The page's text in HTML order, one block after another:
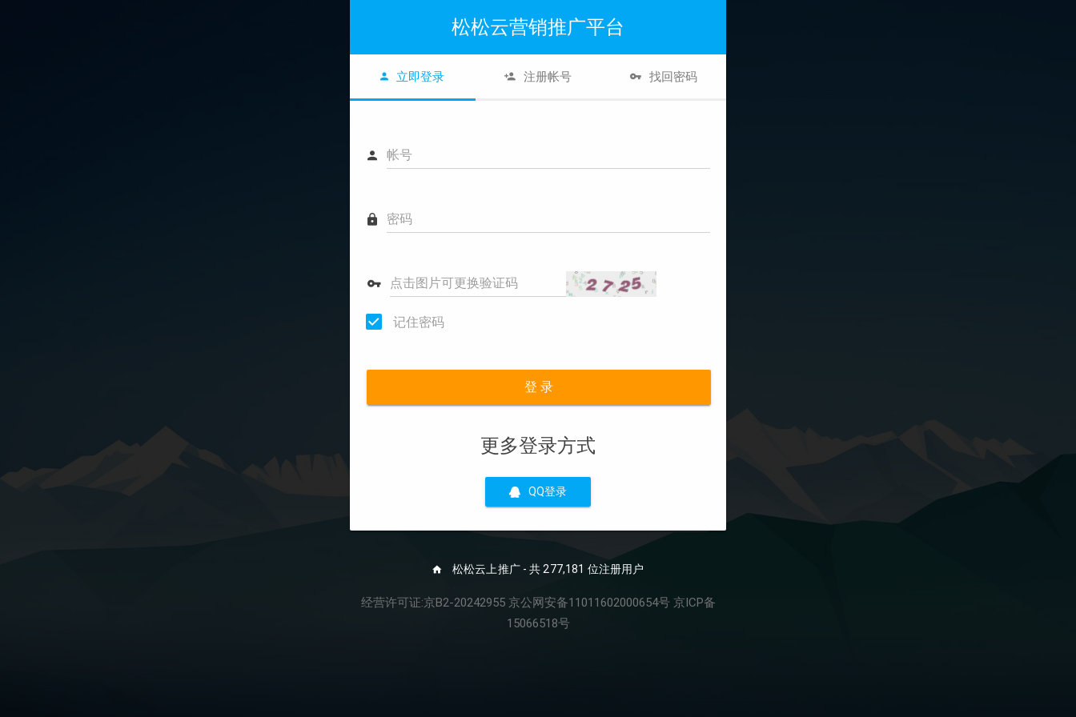
松松云营销推广平台
立即登录 注册帐号 找回密码
帐号
密码
点击图片可更换验证码
记住密码
登 录
更多登录方式
QQ登录
松松云上推广 - 共 277,181 位注册用户
经营许可证:京B2-20242955 京公网安备11011602000654号 京ICP备
15066518号